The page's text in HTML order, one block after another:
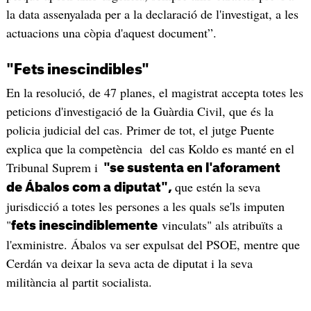
la data assenyalada per a la declaració de l'investigat, a les
actuacions una còpia d'aquest document”.
"Fets inescindibles"
En la resolució, de 47 planes, el magistrat accepta totes les
peticions d'investigació de la Guàrdia Civil, que és la
policia judicial del cas. Primer de tot, el jutge Puente
explica que la competència del cas Koldo es manté en el
Tribunal Suprem i "se sustenta en l'aforament
de Ábalos com a diputat", que estén la seva
jurisdicció a totes les persones a les quals se'ls imputen
"fets inescindiblementevinculats" als atribuïts a
l'exministre. Ábalos va ser expulsat del PSOE, mentre que
Cerdán va deixar la seva acta de diputat i la seva
militància al partit socialista.